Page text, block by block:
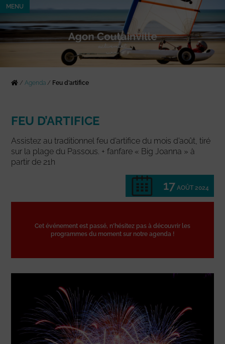
MENU
/Agenda / Feu d’artifice
FEU D’ARTIFICE
Assistez au traditionnel feu d’artifice du mois d’août, tiré
sur la plage du Passous. + fanfare « Big Joanna » à
partir de 21h
17 AOÛT 2024
Cet événement est passé, n'hésitez pas à découvrir les
programmes du moment sur notre agenda !